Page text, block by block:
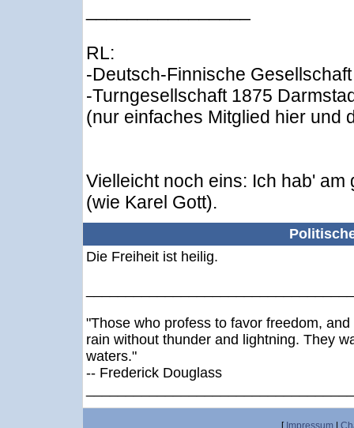
RL:
-Deutsch-Finnische Gesellschaft
-Turngesellschaft 1875
(nur einfaches Mitglied hier und
Vielleicht noch eins: Ich hab'
(wie Karel Gott).
Die Freiheit ist heilig.
"Those who profess to favor freedom,
rain without thunder and lightning. They
waters."
-- Frederick Douglass
[ Impressum